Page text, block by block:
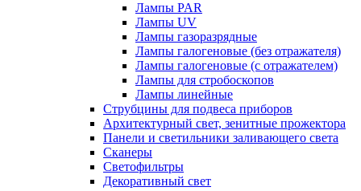
Лампы PAR
Лампы UV
Лампы газоразрядные
Лампы галогеновые (без отражателя)
Лампы галогеновые (с отражателем)
Лампы для стробоскопов
Лампы линейные
Струбцины для подвеса приборов
Архитектурный свет, зенитные прожектора
Панели и светильники заливающего света
Сканеры
Светофильтры
Декоративный свет